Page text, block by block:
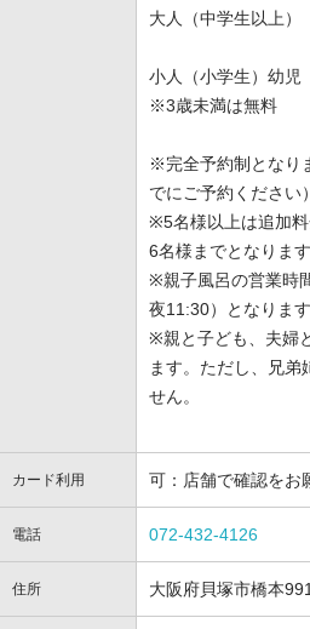
大人（中学生以上
小人（小学生）幼児
※3歳未満は無料
※完全予約制となり
でにご予約ください）
※5名様以上は追加
6名様までとなりま
※親子風呂の営業時
夜11:30）となります
※親と子ども、夫婦
ます。ただし、兄弟
せん。
カード利用 可：店舗で確認をお
電話 072-432-4126
住所 大阪府貝塚市橋本